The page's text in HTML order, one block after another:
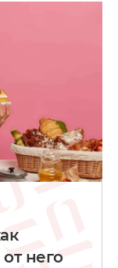
него